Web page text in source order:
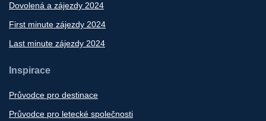
Dovolená a zájezdy 2024
First minute zájezdy 2024
Last minute zájezdy 2024
Inspirace
Průvodce pro destinace
Průvodce pro letecké společnosti